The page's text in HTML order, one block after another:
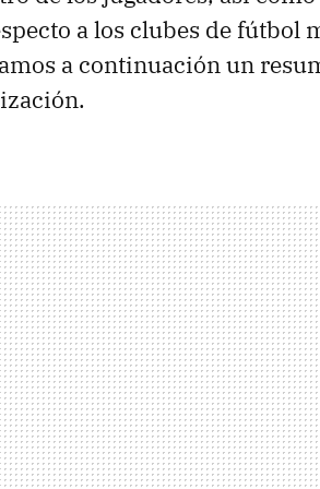
a los clubes de fútbol
a continuación un